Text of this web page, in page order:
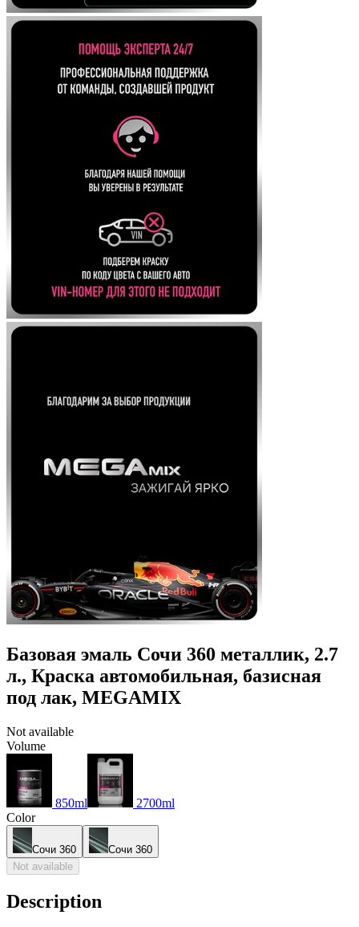
Базовая эмаль Сочи 360 металлик, 2.7
л., Краска автомобильная, базисная
под лак, MEGAMIX
Not available
Volume
850ml
2700ml
Color
Сочи 360
Сочи 360
Not available
Description